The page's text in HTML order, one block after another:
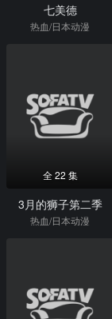
七美德
热血/日本动漫
全 22 集
3月的狮子第二季
热血/日本动漫